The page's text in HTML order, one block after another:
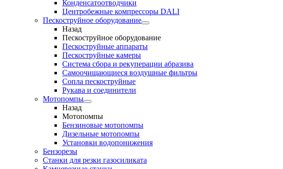
Конденсатоотводчики
Центробежные компрессоры DALI
Пескоструйное оборудование
Назад
Пескоструйное оборудование
Пескоструйные аппараты
Пескоструйные камеры
Система сбора и рекуперации абразива
Самоочищающиеся воздушные фильтры
Сопла пескоструйные
Рукава и соединители
Мотопомпы
Назад
Мотопомпы
Бензиновые мотопомпы
Дизельные мотопомпы
Установки водопонижения
Бензорезы
Станки для резки газосиликата